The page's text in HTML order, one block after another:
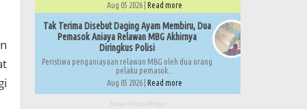
Aug 05 2026 | Read more
Tak Terima Disebut Daging Ayam Membiru, Dua
Pemasok Aniaya Relawan MBG Akhirnya
Diringkus Polisi
Peristiwa penganiayaan relawan MBG oleh dua orang
pelaku pemasok...
Aug 05 2026 | Read more
Recent Posts Widget